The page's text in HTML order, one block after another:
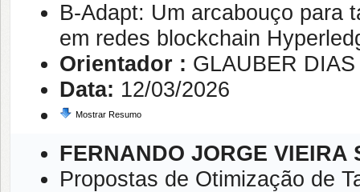
B-Adapt: Um arcabouço para
em redes blockchain
Orientador : GLAUBER
Data: 12/03/2026
Mostrar Resumo
FERNANDO JORGE VIEIRA
Propostas de Otimização de